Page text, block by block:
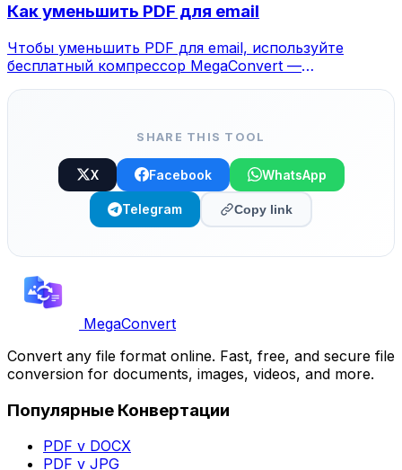
Как уменьшить PDF для email
Чтобы уменьшить PDF для email, используйте
бесплатный компрессор MegaConvert —
SHARE THIS TOOL
X Facebook WhatsApp
Telegram Copy link
MegaConvert
Convert any file format online. Fast, free, and secure file
conversion for documents, images, videos, and more.
Популярные Конвертации
PDF v DOCX
PDF v JPG